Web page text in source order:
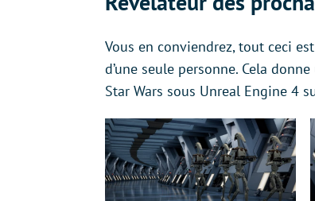
Vous en conviendrez, tout ceci
d’une seule personne. Cela
Star Wars sous Unreal Engine 4